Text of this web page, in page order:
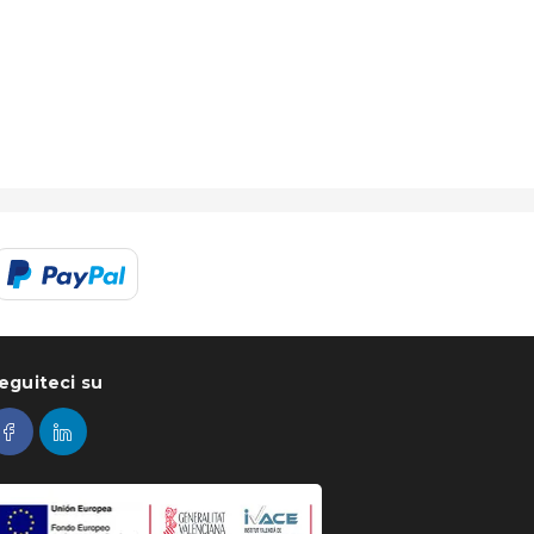
su